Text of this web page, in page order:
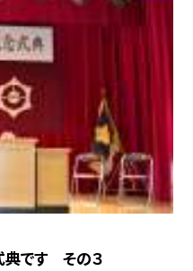
典です その３